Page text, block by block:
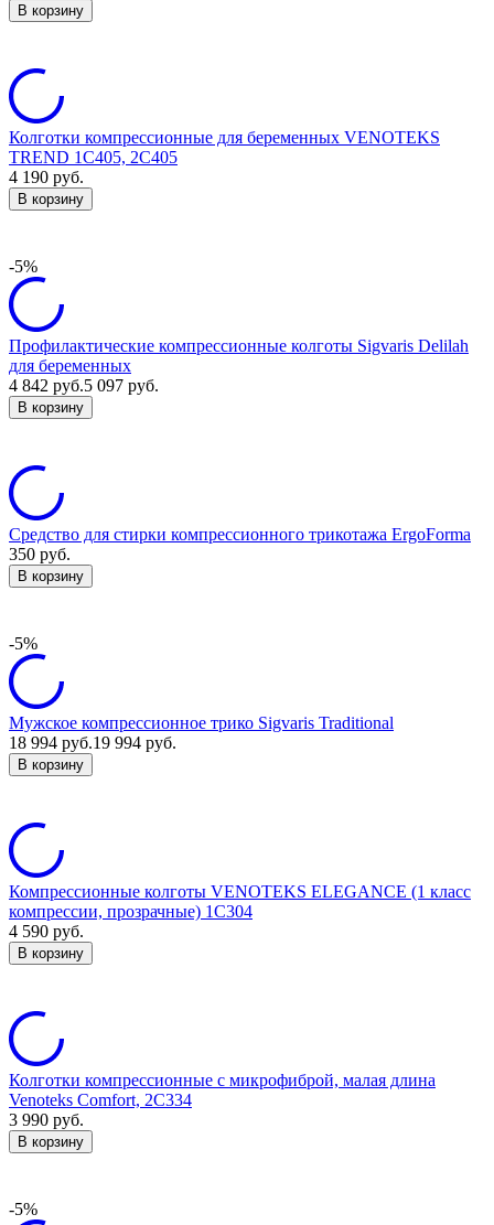
В корзину
Колготки компрессионные для беременных VENOTEKS
TREND 1C405, 2C405
4 190 руб.
В корзину
-5%
Профилактические компрессионные колготы Sigvaris Delilah
для беременных
4 842 руб.5 097 руб.
В корзину
Средство для стирки компрессионного трикотажа ErgoForma
350 руб.
В корзину
-5%
Мужское компрессионное трико Sigvaris Traditional
18 994 руб.19 994 руб.
В корзину
Компрессионные колготы VENOTEKS ELEGANCE (1 класс
компрессии, прозрачные) 1C304
4 590 руб.
В корзину
Колготки компрессионные с микрофиброй, малая длина
Venoteks Comfort, 2C334
3 990 руб.
В корзину
-5%